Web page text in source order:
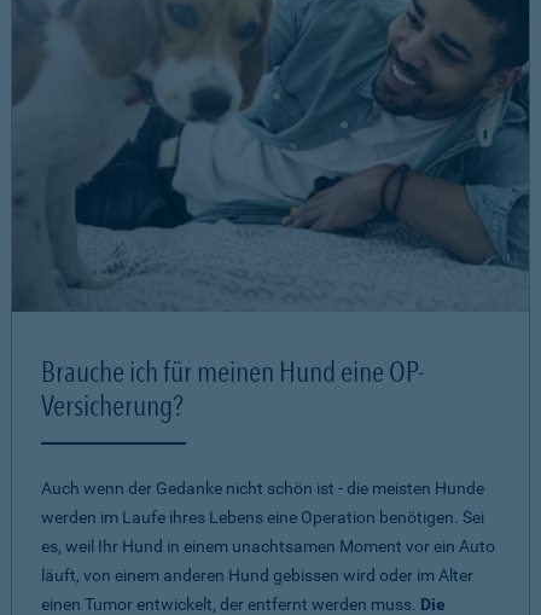
Brauche ich für meinen Hund eine OP-
Versicherung?
Auch wenn der Gedanke nicht schön ist - die meisten Hunde
werden im Laufe ihres Lebens eine Operation benötigen. Sei
es, weil Ihr Hund in einem unachtsamen Moment vor ein Auto
läuft, von einem anderen Hund gebissen wird oder im Alter
einen Tumor entwickelt, der entfernt werden muss. Die